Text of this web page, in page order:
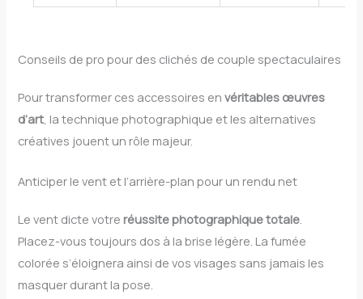
Conseils de pro pour des clichés de couple spectaculaires
Pour transformer ces accessoires envéritables œuvres
d’art , la technique photographique et les alternatives
créatives jouent un rôle majeur.
Anticiper le vent et l’arrière-plan pour un rendu net
Le vent dicte votre réussite photographique totale.
Placez-vous toujours dos à la brise légère. La fumée
colorée s’éloignera ainsi de vos visages sans jamais les
masquer durant la pose.